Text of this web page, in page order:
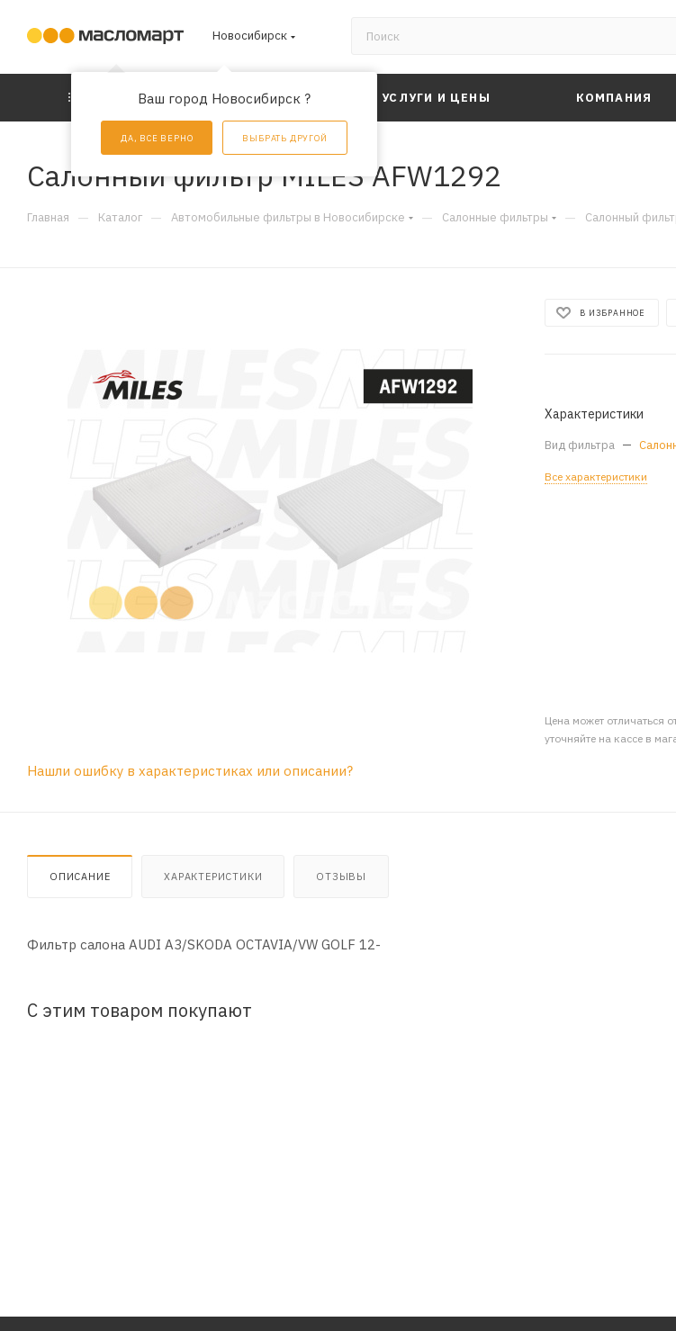
Новосибирск
Ваш город Новосибирск ?
ДА, ВСЕ ВЕРНО ВЫБРАТЬ ДРУГОЙ
КАТАЛОГ АКЦИИ УСЛУГИ И ЦЕНЫ КОМПАНИЯ
Салонный фильтр MILES AFW1292
Главная — Каталог — Автомобильные фильтры в Новосибирске — Салонные фильтры — Салонный
В ИЗБРАННОЕ
Характеристики
Вид фильтра —
Все характеристики
Цена может отличаться
уточняйте на кассе в
Нашли ошибку в характеристиках или описании?
ОПИСАНИЕ ХАРАКТЕРИСТИКИ ОТЗЫВЫ
Фильтр салона AUDI A3/SKODA OCTAVIA/VW GOLF 12-
С этим товаром покупают